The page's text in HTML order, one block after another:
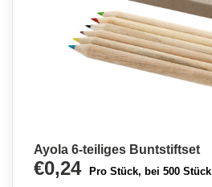
Ayola 6-teiliges Buntstiftset
€0,24 Pro Stück, bei 500 Stück